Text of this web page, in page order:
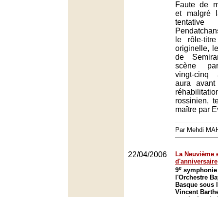
Faute de
et malgré
tentative
le rôle-
originelle,
de
scène
vingt-cinq
aura
rossinien,
maître par
Par Mehdi
22/04/2006
La Neuvième
d'anniversaire
9e symphonie
l'Orchestre
Basque sous
Vincent